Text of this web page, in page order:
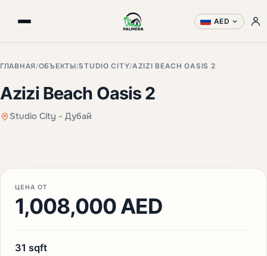
AED
ГЛАВНАЯ /ОБЪЕКТЫ/STUDIO CITY/AZIZI BEACH OASIS 2
Azizi Beach Oasis 2
Studio City - Дубай
ЦЕНА ОТ
1,008,000 AED
31 sqft